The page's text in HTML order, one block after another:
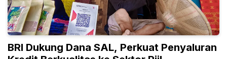
BRI Dukung Dana SAL, Perkuat Penyaluran